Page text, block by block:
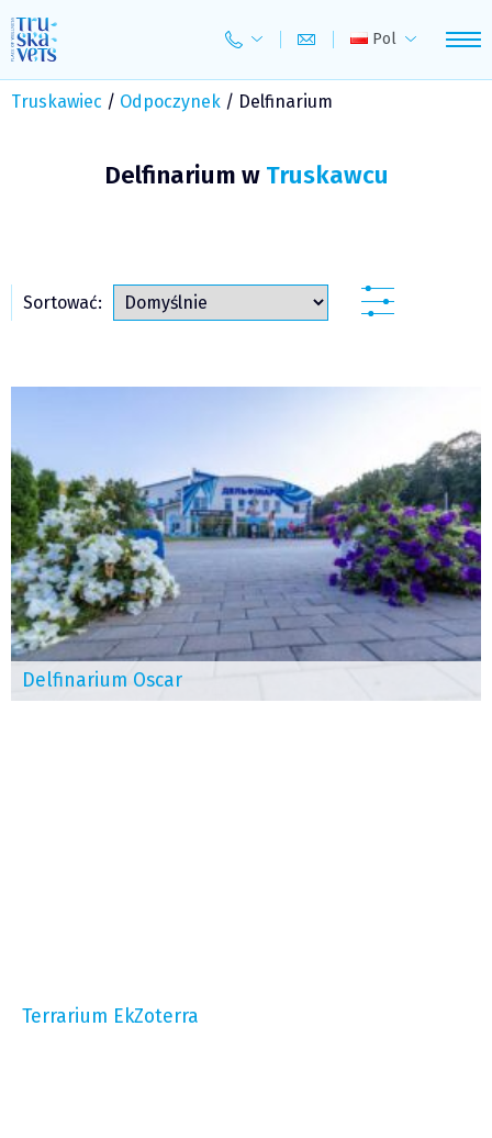
to
content
Pol
Truskawiec / Odpoczynek / Delfinarium
Delfinarium w Truskawcu
Delfinarium Oscar
Terrarium EkZoterra
Sortować: